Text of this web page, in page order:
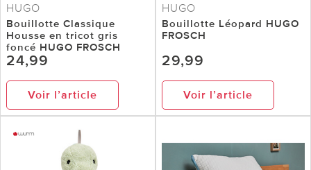
HUGO
Bouillotte Classique
Housse en tricot gris
foncé HUGO FROSCH
24,99
Voir l’article
HUGO
Bouillotte Léopard HUGO
FROSCH
29,99
Voir l’article